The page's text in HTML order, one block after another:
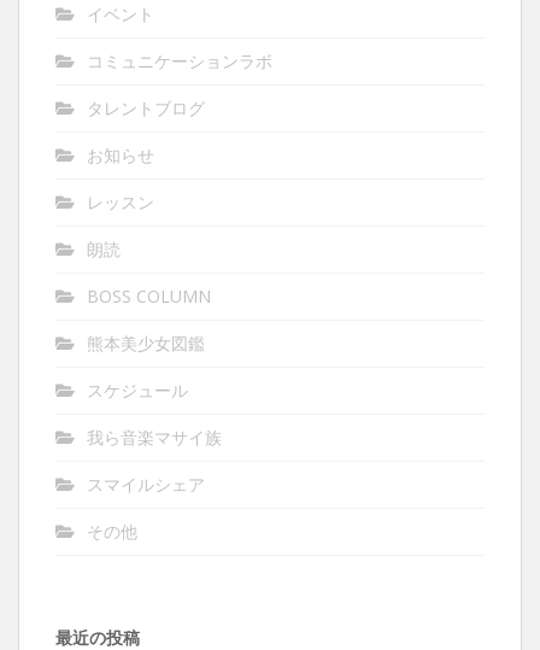
イベント
コミュニケーションラボ
タレントブログ
お知らせ
レッスン
朗読
BOSS COLUMN
熊本美少女図鑑
スケジュール
我ら音楽マサイ族
スマイルシェア
その他
最近の投稿